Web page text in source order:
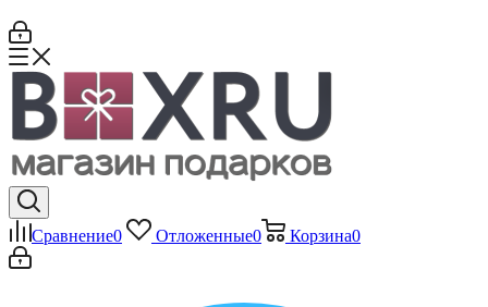
Сравнение0 Отложенные0 Корзина0